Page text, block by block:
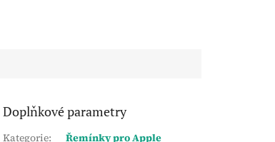
Doplňkové parametry
Kategorie:
Řemínky pro Apple